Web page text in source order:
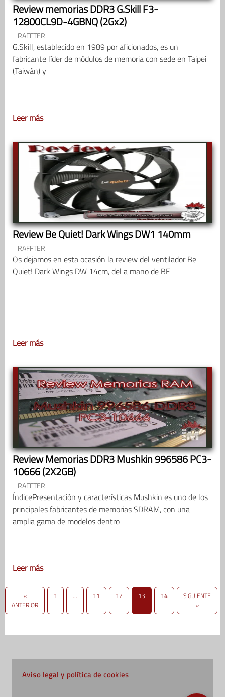
Review memorias DDR3 G.Skill F3-
12800CL9D-4GBNQ (2Gx2)
RAFFTER
G.Skill, establecido en 1989 por aficionados, es un
fabricante líder de módulos de memoria con sede en Taipei
(Taiwán) y
Leer más
Review Be Quiet! Dark Wings DW1 140mm
RAFFTER
Os dejamos en esta ocasión la review del ventilador Be
Quiet! Dark Wings DW 14cm, del a mano de BE
Leer más
Review Memorias DDR3 Mushkin 996586 PC3-
10666 (2X2GB)
RAFFTER
ÍndicePresentación y características Mushkin es uno de los
principales fabricantes de memorias SDRAM, con una
amplia gama de modelos dentro
Leer más
«
ANTERIOR
1 … 11 12 13 14
SIGUIENTE
»
Aviso legal y política de cookies